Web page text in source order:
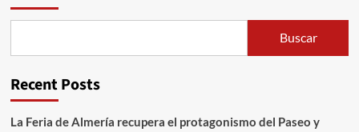
Buscar
Recent Posts
La Feria de Almería recupera el protagonismo del Paseo y